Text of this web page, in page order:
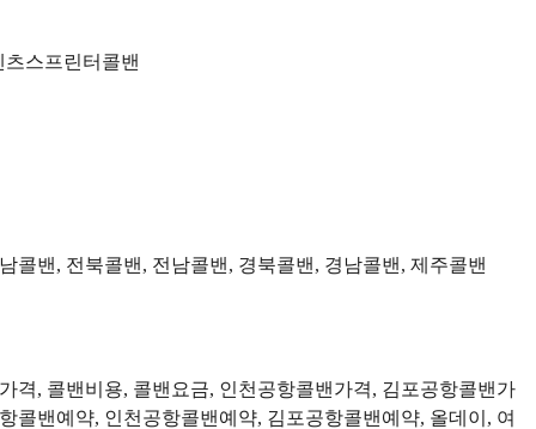
스프린터콜밴
콜밴, 전북콜밴, 전남콜밴, 경북콜밴, 경남콜밴, 제주콜밴
격, 콜밴비용, 콜밴요금, 인천공항콜밴가격, 김포공항콜밴가
콜밴예약, 인천공항콜밴예약, 김포공항콜밴예약, 올데이, 여